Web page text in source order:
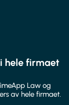
hele firmaet
Law og
av hele firmaet.